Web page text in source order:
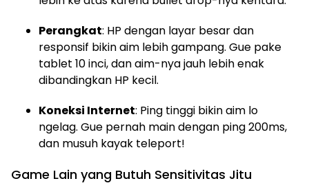
Perangkat: HP dengan layar besar dan
responsif bikin aim lebih gampang. Gue pake
tablet 10 inci, dan aim-nya jauh lebih enak
dibandingkan HP kecil.
Koneksi Internet: Ping tinggi bikin aim lo
ngelag. Gue pernah main dengan ping 200ms,
dan musuh kayak teleport!
Game Lain yang Butuh Sensitivitas Jitu